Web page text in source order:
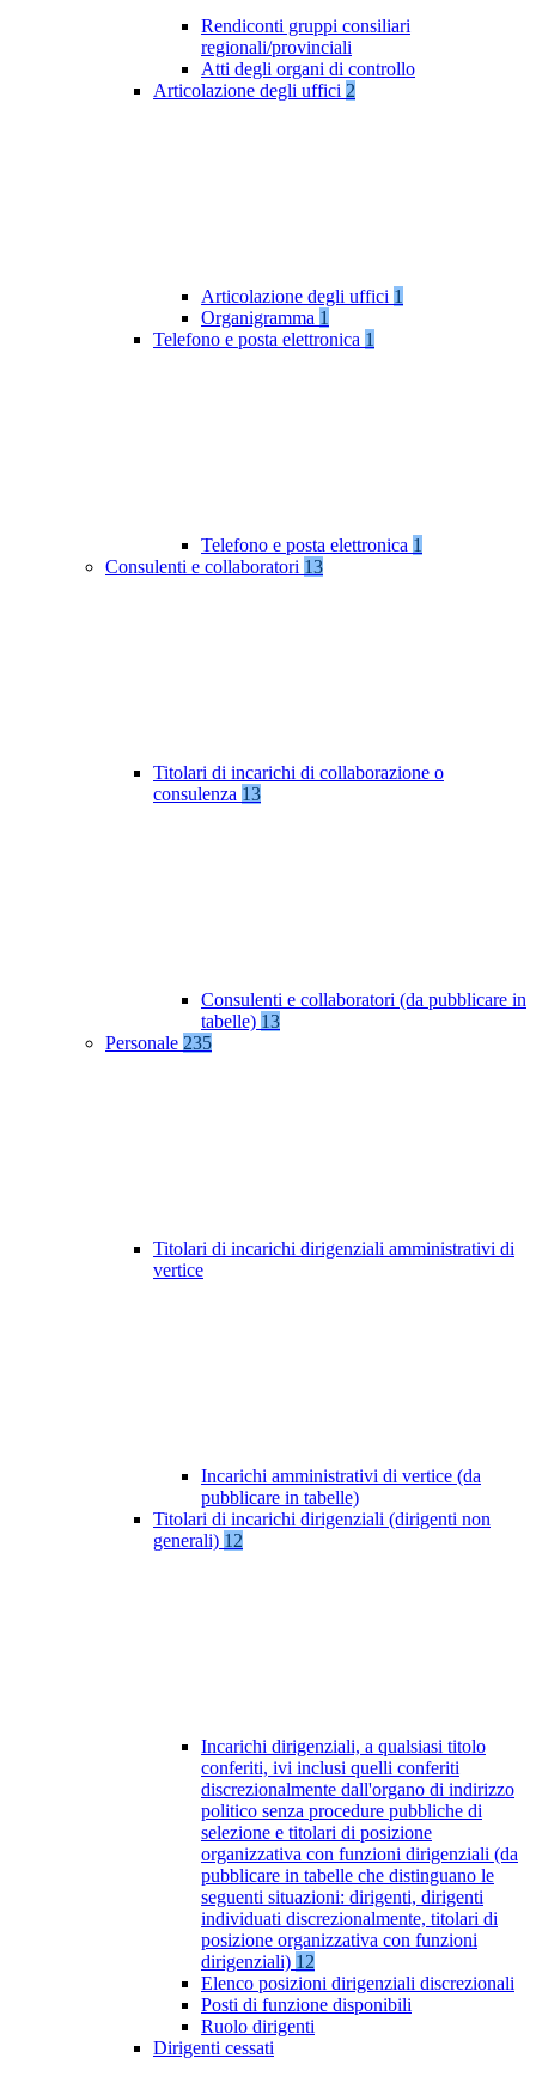
Rendiconti gruppi consiliari
regionali/provinciali
Atti degli organi di controllo
Articolazione degli uffici 2
Articolazione degli uffici 1
Organigramma 1
Telefono e posta elettronica 1
Telefono e posta elettronica 1
Consulenti e collaboratori 13
Titolari di incarichi di collaborazione o
consulenza 13
Consulenti e collaboratori (da pubblicare in
tabelle) 13
Personale 235
Titolari di incarichi dirigenziali amministrativi di
vertice
Incarichi amministrativi di vertice (da
pubblicare in tabelle)
Titolari di incarichi dirigenziali (dirigenti non
generali) 12
Incarichi dirigenziali, a qualsiasi titolo
conferiti, ivi inclusi quelli conferiti
discrezionalmente dall'organo di indirizzo
politico senza procedure pubbliche di
selezione e titolari di posizione
organizzativa con funzioni dirigenziali (da
pubblicare in tabelle che distinguano le
seguenti situazioni: dirigenti, dirigenti
individuati discrezionalmente, titolari di
posizione organizzativa con funzioni
dirigenziali) 12
Elenco posizioni dirigenziali discrezionali
Posti di funzione disponibili
Ruolo dirigenti
Dirigenti cessati